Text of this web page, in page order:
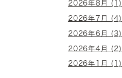
2026年8月 (1)
2026年7月 (4)
2026年6月 (3)
2026年4月 (2)
2026年1月 (1)